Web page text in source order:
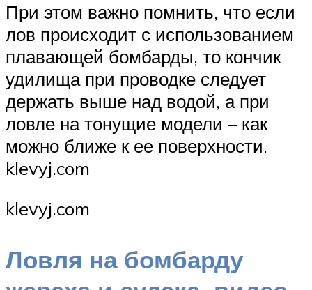
При этом важно помнить, что если
лов происходит с использованием
плавающей бомбарды, то кончик
удилища при проводке следует
держать выше над водой, а при
ловле на тонущие модели – как
можно ближе к ее поверхности.
klevyj.com
klevyj.com
Ловля на бомбарду